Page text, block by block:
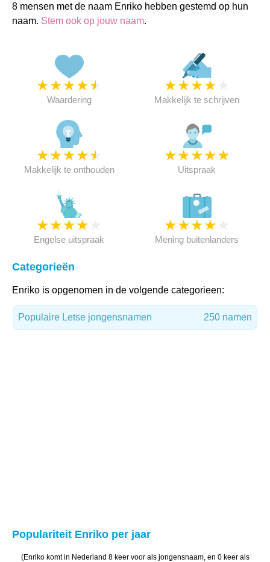
8 mensen met de naam Enriko hebben gestemd op hun
naam. Stem ook op jouw naam.
★★★★★
Waardering
★★★★
Makkelijk te schrijven
★★★★★
Makkelijk te onthouden
★★★★★
Uitspraak
★★★★
Engelse uitspraak
★★★★
Mening buitenlanders
Categorieën
Enriko is opgenomen in de volgende categorieen:
Populaire Letse jongensnamen 250 namen
Populariteit Enriko per jaar
(Enriko komt in Nederland 8 keer voor als jongensnaam, en 0 keer als